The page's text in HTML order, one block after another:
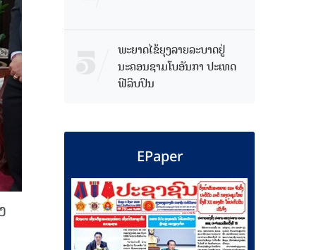
ພະຍາດໄຂ້ຍຸງລາຍລະບາດຢູ່
ນະຄອນຊາມໂບ​ອັນກາ ປະເທດ
ຟີລິບປິນ
EPaper